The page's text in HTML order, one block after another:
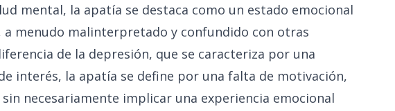
mental, la apatía se destaca como un estado emocional
menudo malinterpretado y confundido con otras
de la depresión, que se caracteriza por una
interés, la apatía se define por una falta de motivación,
necesariamente implicar una experiencia emocional